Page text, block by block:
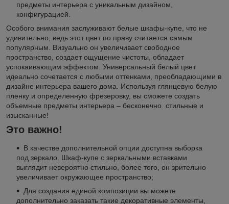
предметы интерьера с уникальным дизайном,
конфигурацией.
Особого внимания заслуживают белые шкафы-купе, что не
удивительно, ведь этот цвет по праву считается самым
популярным. Визуально он увеличивает свободное
пространство, создает ощущение чистоты, обладает
успокаивающим эффектом. Универсальный белый цвет
идеально сочетается с любыми оттенками, преобладающими в
дизайне интерьера вашего дома. Используя глянцевую белую
пленку и определенную фрезеровку, вы сможете создать
объемные предметы интерьера – бесконечно стильные и
изысканные!
Это важно!
В качестве дополнительной опции доступна выборка
под зеркало. Шкаф-купе с зеркальными вставками
выглядит невероятно стильно, более того, он зрительно
увеличивает окружающее пространство;
Для создания единой композиции вы можете
дополнительно заказать такие декоративные элементы,